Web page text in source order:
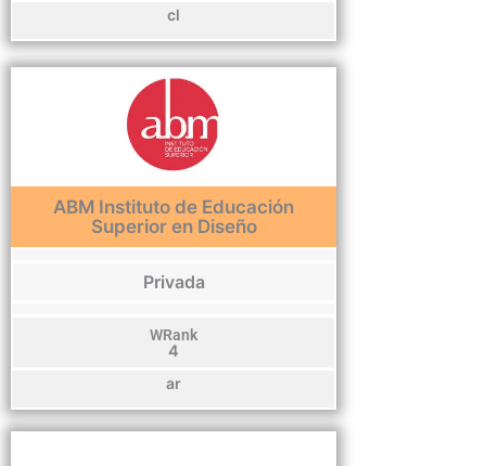
cl
ABM Instituto de Educación
Superior en Diseño
Privada
WRank
4
ar